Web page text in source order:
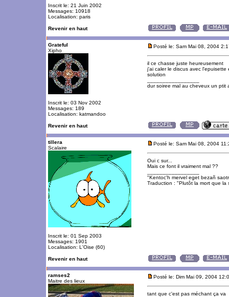
Inscrit le: 21 Juin 2002
Messages: 10918
Localisation: paris
Revenir en haut
Grateful
Xipho
Inscrit le: 03 Nov 2002
Messages: 189
Localisation: katmandoo
Posté le: Sam Mai 08, 2004
il ce chasse juste heureusement
j'ai caler le discus avec
solution
dur soiree mal au cheveux un ptit
Revenir en haut
tillera
Scalaire
Inscrit le: 01 Sep 2003
Messages: 1901
Localisation: L'Oise (60)
Posté le: Sam Mai 08, 2004
Oui c sur...
Mais ce font il vraiment mal ??
"Kentoc'h mervel eget bezañ
Traduction : "Plutôt la mort que la
Revenir en haut
ramses2
Maitre des lieux
Posté le: Dim Mai 09, 2004
tant que c'est pas méchant ça va